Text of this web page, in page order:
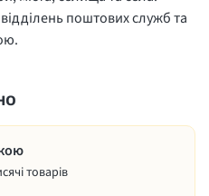
поштових служб та
товарів